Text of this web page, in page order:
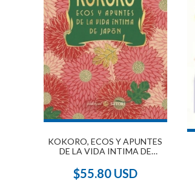
KOKORO, ECOS Y APUNTES
DE LA VIDA INTIMA DE
$55.80 USD